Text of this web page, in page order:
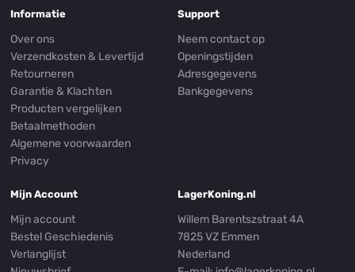
Informatie
Over ons
Verzendkosten & Levertijd
Retourneren
Garantie & Klachten
Producten vergelijken
Betaalmethoden
Algemene voorwaarden
Privacy
Support
Neem contact op
Openingstijden
Adresgegevens
Bankgegevens
Mijn Account
Mijn account
Bestel Geschiedenis
Verlanglijst
LagerKoning.nl
Willem Barentszstraat 4A
7825 VZ Emmen
Nederland